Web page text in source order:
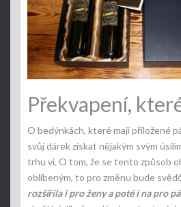
Překvapení,
O bedýnkách, které mají přiložené
svůj dárek získat nějakým svým
trhu ví. O tom, že se tento způsob
oblíbeným, to pro změnu bude
rozšířila i pro ženy a poté i na pro